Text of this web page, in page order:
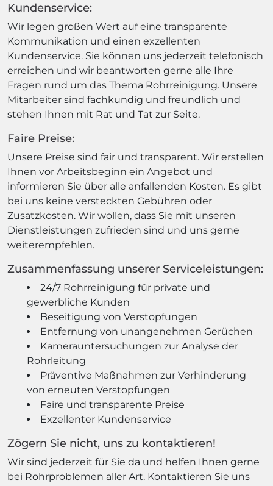
Kundenservice:
Wir legen großen Wert auf eine transparente
Kommunikation und einen exzellenten
Kundenservice. Sie können uns jederzeit telefonisch
erreichen und wir beantworten gerne alle Ihre
Fragen rund um das Thema Rohrreinigung. Unsere
Mitarbeiter sind fachkundig und freundlich und
stehen Ihnen mit Rat und Tat zur Seite.
Faire Preise:
Unsere Preise sind fair und transparent. Wir erstellen
Ihnen vor Arbeitsbeginn ein Angebot und
informieren Sie über alle anfallenden Kosten. Es gibt
bei uns keine versteckten Gebühren oder
Zusatzkosten. Wir wollen, dass Sie mit unseren
Dienstleistungen zufrieden sind und uns gerne
weiterempfehlen.
Zusammenfassung unserer Serviceleistungen:
24/7 Rohrreinigung für private und
gewerbliche Kunden
Beseitigung von Verstopfungen
Entfernung von unangenehmen Gerüchen
Kamerauntersuchungen zur Analyse der
Rohrleitung
Präventive Maßnahmen zur Verhinderung
von erneuten Verstopfungen
Faire und transparente Preise
Exzellenter Kundenservice
Zögern Sie nicht, uns zu kontaktieren!
Wir sind jederzeit für Sie da und helfen Ihnen gerne
bei Rohrproblemen aller Art. Kontaktieren Sie uns